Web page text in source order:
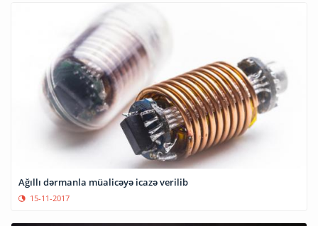
Ağıllı dərmanla müalicəyə icazə verilib
15-11-2017